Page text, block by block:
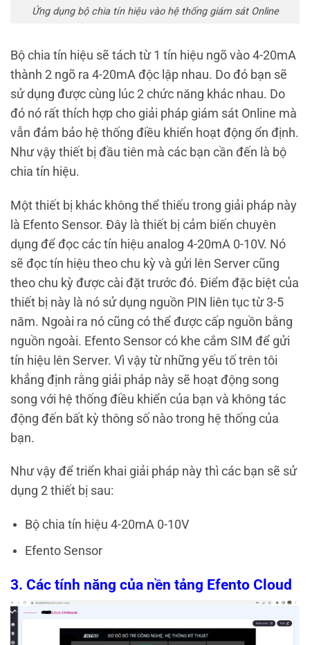
Ứng dụng bộ chia tín hiệu vào hệ thống giám sát Online
Bộ chia tín hiệu sẽ tách từ 1 tín hiệu ngõ vào 4-20mA
thành 2 ngõ ra 4-20mA độc lập nhau. Do đó bạn sẽ
sử dụng được cùng lúc 2 chức năng khác nhau. Do
đó nó rất thích hợp cho giải pháp giám sát Online mà
vẫn đảm bảo hệ thống điều khiển hoạt động ổn định.
Như vậy thiết bị đầu tiên mà các bạn cần đến là bộ
chia tín hiệu.
Một thiết bị khác không thể thiếu trong giải pháp này
là Efento Sensor. Đây là thiết bị cảm biến chuyên
dụng để đọc các tín hiệu analog 4-20mA 0-10V. Nó
sẽ đọc tín hiệu theo chu kỳ và gửi lên Server cũng
theo chu kỳ được cài đặt trước đó. Điểm đặc biệt của
thiết bị này là nó sử dụng nguồn PIN liên tục từ 3-5
năm. Ngoài ra nó cũng có thể được cấp nguồn bằng
nguồn ngoài. Efento Sensor có khe cắm SIM để gửi
tín hiệu lên Server. Vì vậy từ những yếu tố trên tôi
khẳng định rằng giải pháp này sẽ hoạt động song
song với hệ thống điều khiển của bạn và không tác
động đến bất kỳ thông số nào trong hệ thống của
bạn.
Như vậy để triển khai giải pháp này thì các bạn sẽ sử
dụng 2 thiết bị sau:
Bộ chia tín hiệu 4-20mA 0-10V
Efento Sensor
3. Các tính năng của nền tảng Efento Cloud